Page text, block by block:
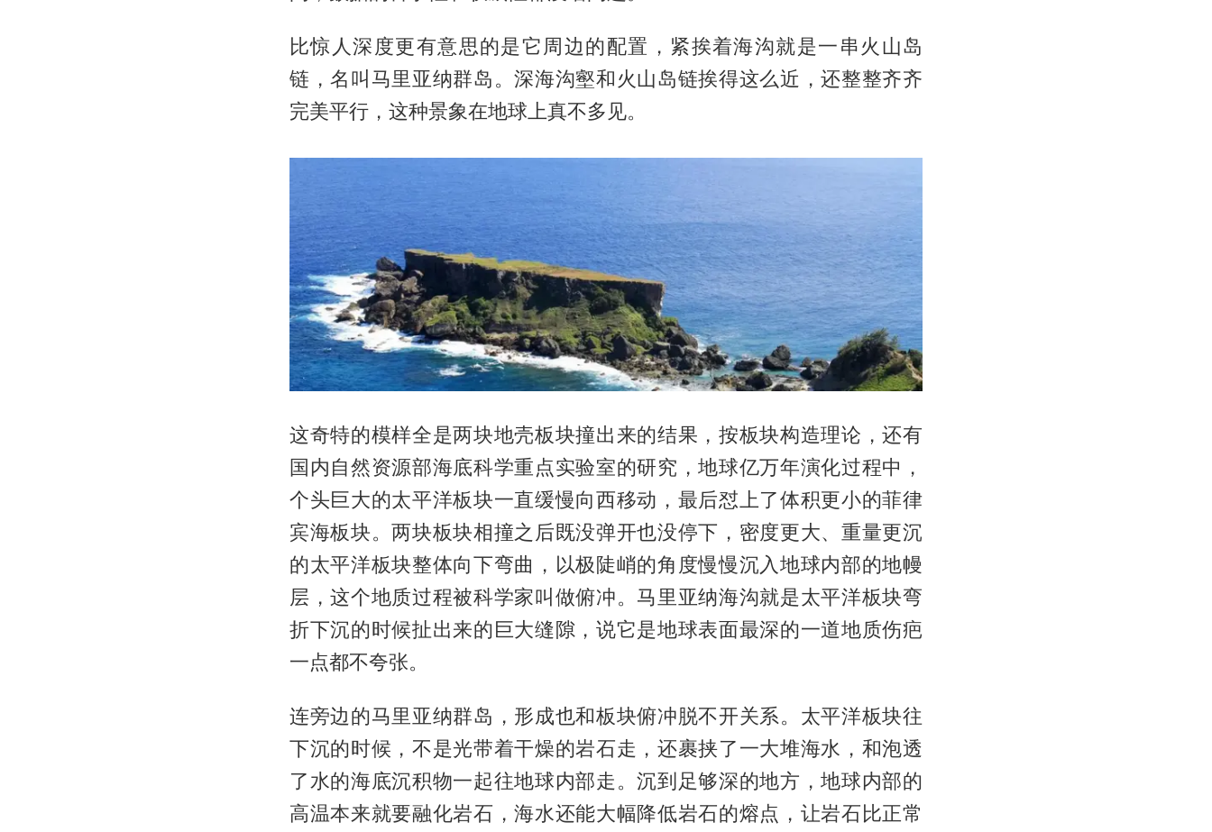
比惊人深度更有意思的是它周边的配置，紧挨着海沟就是一串火山岛
链，名叫马里亚纳群岛。深海沟壑和火山岛链挨得这么近，还整整齐齐
完美平行，这种景象在地球上真不多见。
这奇特的模样全是两块地壳板块撞出来的结果，按板块构造理论，还有
国内自然资源部海底科学重点实验室的研究，地球亿万年演化过程中，
个头巨大的太平洋板块一直缓慢向西移动，最后怼上了体积更小的菲律
宾海板块。两块板块相撞之后既没弹开也没停下，密度更大、重量更沉
的太平洋板块整体向下弯曲，以极陡峭的角度慢慢沉入地球内部的地幔
层，这个地质过程被科学家叫做俯冲。马里亚纳海沟就是太平洋板块弯
折下沉的时候扯出来的巨大缝隙，说它是地球表面最深的一道地质伤疤
一点都不夸张。
连旁边的马里亚纳群岛，形成也和板块俯冲脱不开关系。太平洋板块往
下沉的时候，不是光带着干燥的岩石走，还裹挟了一大堆海水，和泡透
了水的海底沉积物一起往地球内部走。沉到足够深的地方，地球内部的
高温本来就要融化岩石，海水还能大幅降低岩石的熔点，让岩石比正常